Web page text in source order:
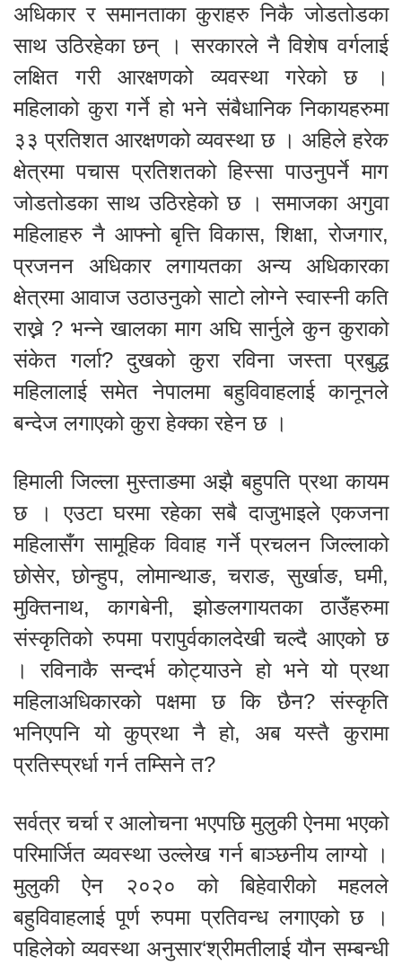
अधिकार र समानताका कुराहरु निकै जोडतोडका
साथ उठिरहेका छन् । सरकारले नै विशेष वर्गलाई
लक्षित गरी आरक्षणको व्यवस्था गरेको छ ।
महिलाको कुरा गर्ने हो भने संबैधानिक निकायहरुमा
३३ प्रतिशत आरक्षणको व्यवस्था छ । अहिले हरेक
क्षेत्रमा पचास प्रतिशतको हिस्सा पाउनुपर्ने माग
जोडतोडका साथ उठिरहेको छ । समाजका अगुवा
महिलाहरु नै आफ्नो बृत्ति विकास, शिक्षा, रोजगार,
प्रजनन अधिकार लगायतका अन्य अधिकारका
क्षेत्रमा आवाज उठाउनुको साटो लोग्ने स्वास्नी कति
राख्ने ? भन्ने खालका माग अघि सार्नुले कुन कुराको
संकेत गर्ला? दुखको कुरा रविना जस्ता प्रबुद्ध
महिलालाई समेत नेपालमा बहुविवाहलाई कानूनले
बन्देज लगाएको कुरा हेक्का रहेन छ ।
हिमाली जिल्ला मुस्ताङमा अझै बहुपति प्रथा कायम
छ । एउटा घरमा रहेका सबै दाजुभाइले एकजना
महिलासँग सामूहिक विवाह गर्ने प्रचलन जिल्लाको
छोसेर, छोन्हुप, लोमान्थाङ, चराङ, सुर्खाङ, घमी,
मुक्तिनाथ, कागबेनी, झोङलगायतका ठाउँहरुमा
संस्कृतिको रुपमा परापुर्वकालदेखी चल्दै आएको छ
। रविनाकै सन्दर्भ कोट्याउने हो भने यो प्रथा
महिलाअधिकारको पक्षमा छ कि छैन? संस्कृति
भनिएपनि यो कुप्रथा नै हो, अब यस्तै कुरामा
प्रतिस्प्रर्धा गर्न तम्सिने त?
सर्वत्र चर्चा र आलोचना भएपछि मुलुकी ऐनमा भएको
परिमार्जित व्यवस्था उल्लेख गर्न बाञ्छनीय लाग्यो ।
मुलुकी ऐन २०२० को बिहेवारीको महलले
बहुविवाहलाई पूर्ण रुपमा प्रतिवन्ध लगाएको छ ।
पहिलेको व्यवस्था अनुसार‘श्रीमतीलाई यौन सम्बन्धी